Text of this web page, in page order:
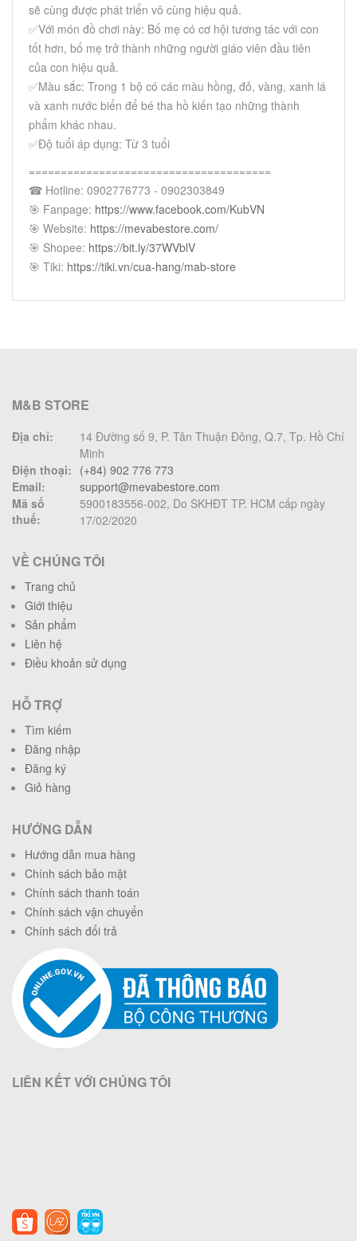
sẽ cùng được phát triển vô cùng hiệu quả.
✅Với món đồ chơi này: Bố mẹ có cơ hội tương tác với con
tốt hơn, bố mẹ trở thành những người giáo viên đầu tiên
của con hiệu quả.
✅Màu sắc: Trong 1 bộ có các màu hồng, đỏ, vàng, xanh lá
và xanh nước biển để bé tha hồ kiến tạo những thành
phẩm khác nhau.
✅Độ tuổi áp dụng: Từ 3 tuổi
======================================
☎ Hotline: 0902776773 - 0902303849
🎯 Fanpage: https://www.facebook.com/KubVN
🎯 Website: https://mevabestore.com/
🎯 Shopee: https://bit.ly/37WVblV
🎯 Tiki: https://tiki.vn/cua-hang/mab-store
M&B STORE
Địa chỉ:
14 Đường số 9, P. Tân Thuận Đông, Q.7, Tp. Hồ Chí
Minh
Điện thoại: (+84) 902 776 773
Email:
support@mevabestore.com
Mã số
thuế:
5900183556-002, Do SKHĐT TP. HCM cấp ngày
17/02/2020
VỀ CHÚNG TÔI
Trang chủ
Giới thiệu
Sản phẩm
Liên hệ
Điều khoản sử dụng
HỖ TRỢ
Tìm kiếm
Đăng nhập
Đăng ký
Giỏ hàng
HƯỚNG DẪN
Hướng dẫn mua hàng
Chính sách bảo mật
Chính sách thanh toán
Chính sách vận chuyển
Chính sách đổi trả
LIÊN KẾT VỚI CHÚNG TÔI